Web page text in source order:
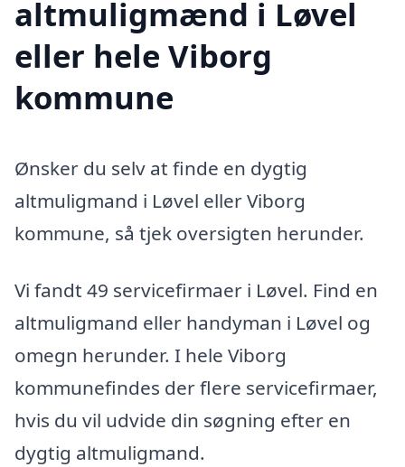
altmuligmænd i Løvel
eller hele Viborg
kommune
Ønsker du selv at finde en dygtig
altmuligmand i Løvel eller Viborg
kommune, så tjek oversigten herunder.
Vi fandt 49 servicefirmaer i Løvel. Find en
altmuligmand eller handyman i Løvel og
omegn herunder. I hele Viborg
kommunefindes der flere servicefirmaer,
hvis du vil udvide din søgning efter en
dygtig altmuligmand.